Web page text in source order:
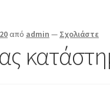
Σύνδεση Ταμείο
από admin — Σχολιάστε